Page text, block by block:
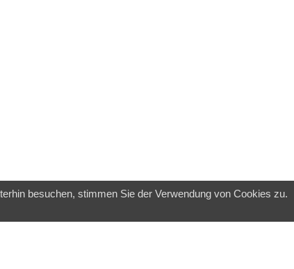
besuchen, stimmen Sie der Verwendung von Cookies zu.